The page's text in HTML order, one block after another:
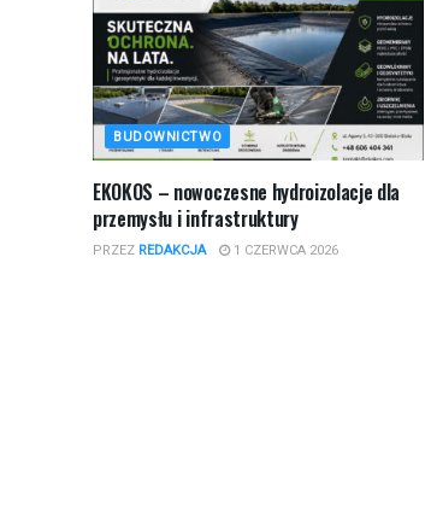
BUDOWNICTWO
EKOKOS – nowoczesne hydroizolacje dla
przemysłu i infrastruktury
PRZEZ REDAKCJA 1 CZERWCA 2026